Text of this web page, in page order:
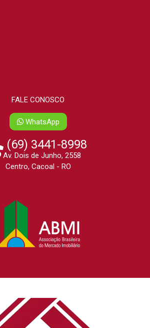
FALE CONOSCO
WhatsApp
(69) 3441-8998
Av. Dois de Junho, 2558
Centro, Cacoal - RO